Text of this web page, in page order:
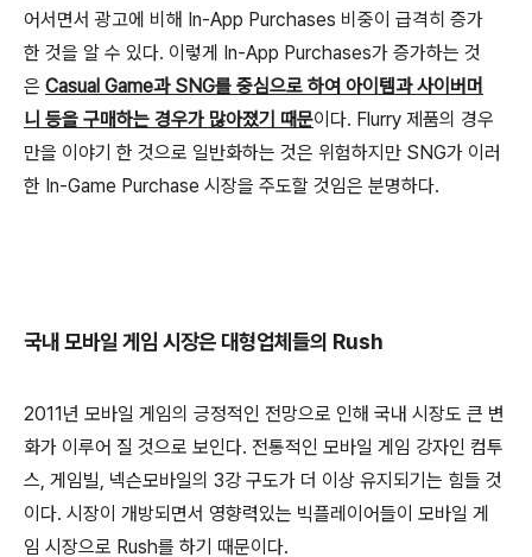
어서면서 광고에 비해 In-App Purchases 비중이 급격히 증가
한 것을 알 수 있다. 이렇게 In-App Purchases가 증가하는 것
은 Casual Game과 SNG를 중심으로 하여 아이템과 사이버머
니 등을 구매하는 경우가 많아졌기 때문이다. Flurry 제품의 경우
만을 이야기 한 것으로 일반화하는 것은 위험하지만 SNG가 이러
한 In-Game Purchase 시장을 주도할 것임은 분명하다.
국내 모바일 게임 시장은 대형업체들의 Rush
2011년 모바일 게임의 긍정적인 전망으로 인해 국내 시장도 큰 변
화가 이루어 질 것으로 보인다. 전통적인 모바일 게임 강자인 컴투
스, 게임빌, 넥슨모바일의 3강 구도가 더 이상 유지되기는 힘들 것
이다. 시장이 개방되면서 영향력있는 빅플레이어들이 모바일 게
임 시장으로 Rush를 하기 때문이다.